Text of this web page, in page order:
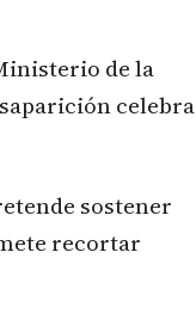
de la
celebra
sostener
recortar